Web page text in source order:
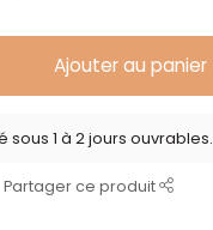
Ajouter au panier
sous 1 à 2 jours ouvrables.
Partager ce produit